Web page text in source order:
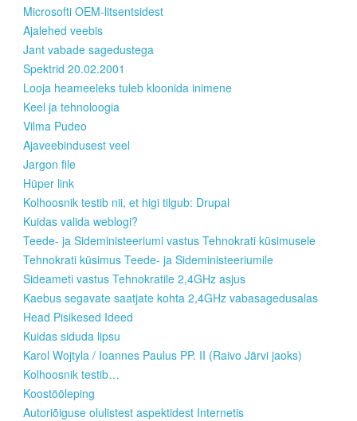
Microsofti OEM-litsentsidest
Ajalehed veebis
Jant vabade sagedustega
Spektrid 20.02.2001
Looja heameeleks tuleb kloonida inimene
Keel ja tehnoloogia
Vilma Pudeo
Ajaveebindusest veel
Jargon file
Hüper link
Kolhoosnik testib nii, et higi tilgub: Drupal
Kuidas valida weblogi?
Teede- ja Sideministeeriumi vastus Tehnokrati küsimusele
Tehnokrati küsimus Teede- ja Sideministeeriumile
Sideameti vastus Tehnokratile 2,4GHz asjus
Kaebus segavate saatjate kohta 2,4GHz vabasagedusalas
Head Pisikesed Ideed
Kuidas siduda lipsu
Karol Wojtyla / Ioannes Paulus PP. II (Raivo Järvi jaoks)
Kolhoosnik testib…
Koostööleping
Autoriõiguse olulistest aspektidest Internetis